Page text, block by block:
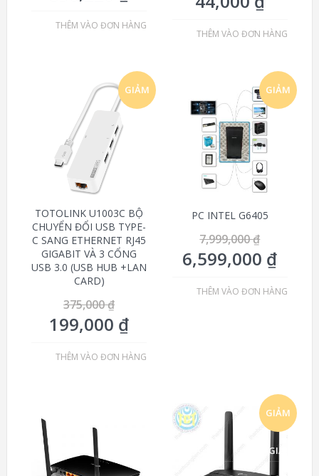
THÊM VÀO ĐƠN HÀNG
THÊM VÀO ĐƠN HÀNG
GIẢM
TOTOLINK U1003C BỘ
CHUYỂN ĐỔI USB TYPE-
C SANG ETHERNET RJ45
GIGABIT VÀ 3 CỔNG
USB 3.0 (USB HUB +LAN
CARD)
375,000₫
199,000 ₫
THÊM VÀO ĐƠN HÀNG
GIẢM
PC INTEL G6405
7,999,000₫
6,599,000 ₫
THÊM VÀO ĐƠN HÀNG
GIẢM
GIÁ!